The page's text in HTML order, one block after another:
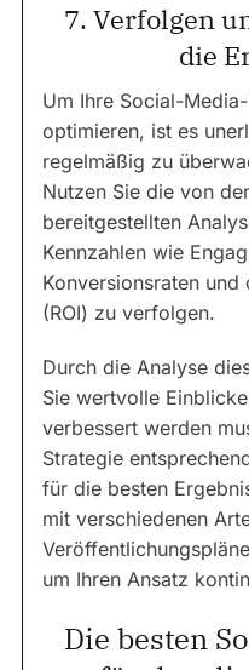
7. Verfolgen
die
Um Ihre Social-
optimieren, ist es
regelmäßig zu
Nutzen Sie die von
bereitgestellten
Kennzahlen wie
Konversionsraten und
(ROI) zu verfolgen.
Durch die Analyse
Sie wertvolle
verbessert werden
Strategie
für die besten
mit verschiedenen
um Ihren Ansatz
Die besten